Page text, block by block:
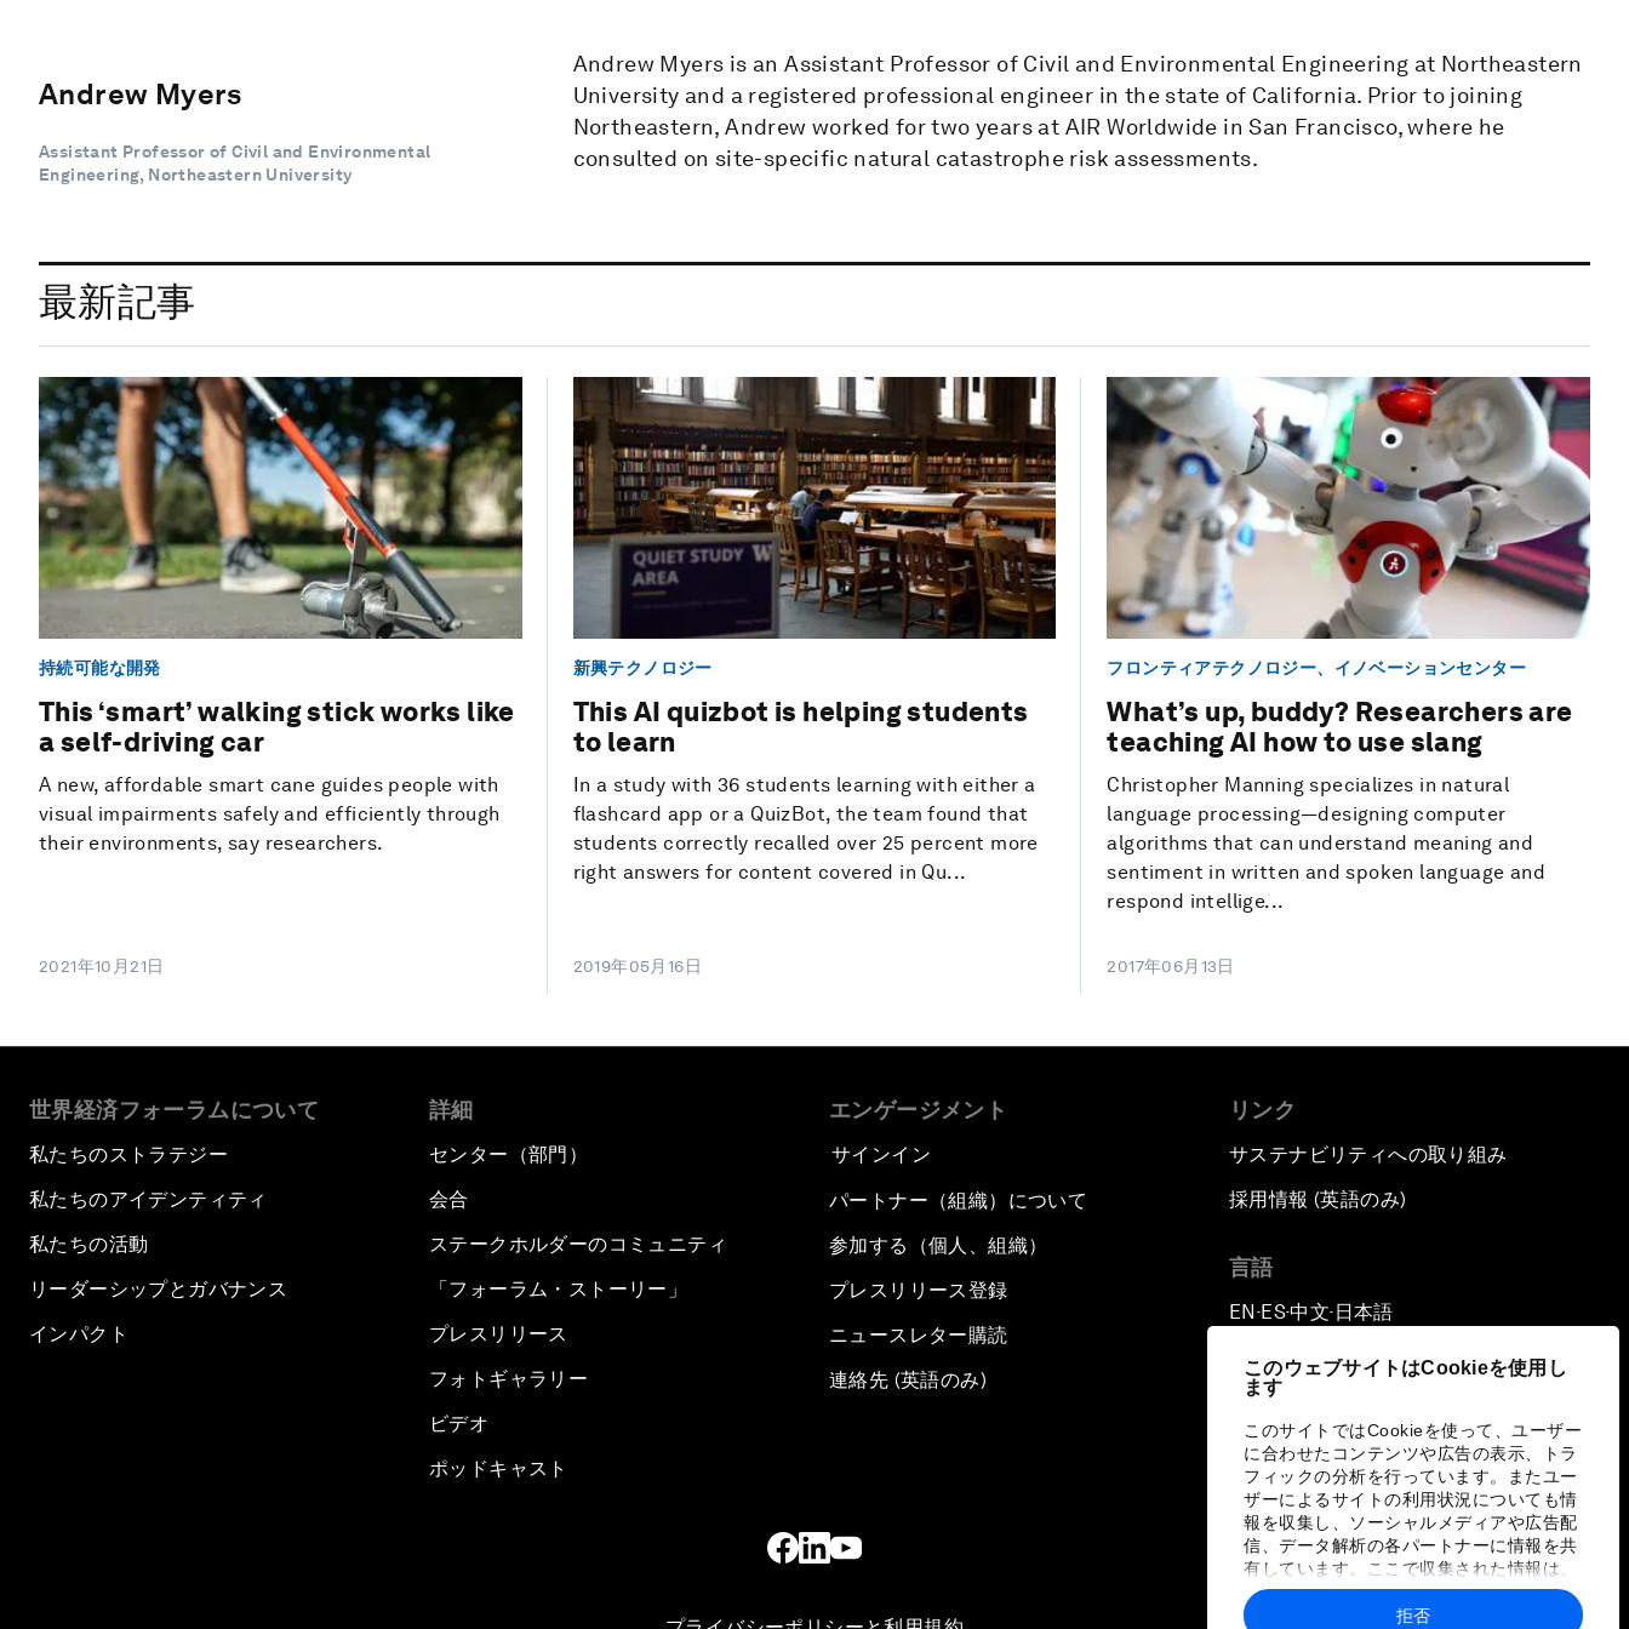
このウェブサイトはCookieを使用し
ます
このサイトではCookieを使って、ユーザー
に合わせたコンテンツや広告の表示、トラ
フィックの分析を行っています。またユー
ザーによるサイトの利用状況についても情
報を収集し、ソーシャルメディアや広告配
信、データ解析の各パートナーに情報を共
有しています。ここで収集された情報は、
ユーザーが各パートナーに提供した他の情
報や各パートナーのサービスを使用した際
拒否
Andrew Myers
Assistant Professor of Civil and Environmental
Engineering, Northeastern University
Andrew Myers is an Assistant Professor of Civil and Environmental Engineering at Northeastern
University and a registered professional engineer in the state of California. Prior to joining
Northeastern, Andrew worked for two years at AIR Worldwide in San Francisco, where he
consulted on site-specific natural catastrophe risk assessments.
最新記事
持続可能な開発
This ‘smart’ walking stick works like
a self-driving car
A new, affordable smart cane guides people with
visual impairments safely and efficiently through
their environments, say researchers.
2021年10月21日
新興テクノロジー
This AI quizbot is helping students
to learn
In a study with 36 students learning with either a
flashcard app or a QuizBot, the team found that
students correctly recalled over 25 percent more
right answers for content covered in Qu...
2019年05月16日
フロンティアテクノロジー、イノベーションセンター
What’s up, buddy? Researchers are
teaching AI how to use slang
Christopher Manning specializes in natural
language processing—designing computer
algorithms that can understand meaning and
sentiment in written and spoken language and
respond intellige...
2017年06月13日
世界経済フォーラムについて
私たちのストラテジー
私たちのアイデンティティ
私たちの活動
リーダーシップとガバナンス
インパクト
詳細
センター（部門）
会合
ステークホルダーのコミュニティ
「フォーラム・ストーリー」
プレスリリース
フォトギャラリー
ビデオ
ポッドキャスト
エンゲージメント
サインイン
パートナー（組織）について
参加する（個人、組織）
プレスリリース登録
ニュースレター購読
連絡先 (英語のみ)
リンク
サステナビリティへの取り組み
採用情報 (英語のみ)
言語
EN ▪ ES▪中文▪ 日本語